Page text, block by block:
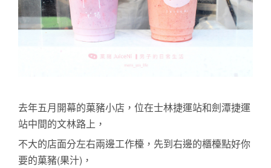
去年五月開幕的菓豬小店，位在士林捷運站和劍潭捷運
站中間的文林路上，
不大的店面分左右兩邊工作檯，先到右邊的櫃檯點好你
要的菓豬(果汁)，